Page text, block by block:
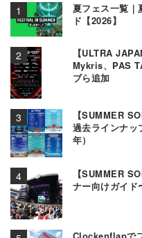
夏フェス一覧｜
ド【2026】
【ULTRA
Mykris、PAS
ブら追加
【SUMMER
過去ラインナッ
年）
【SUMMER
ナー向けガイド